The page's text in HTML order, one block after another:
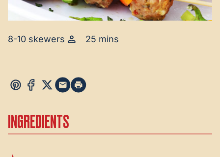
8-10 skewers 25 mins
INGREDIENTS